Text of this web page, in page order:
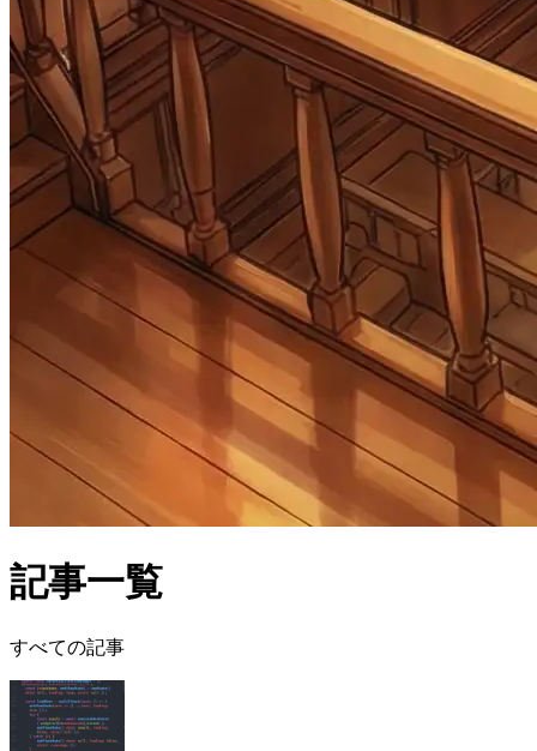
記事一覧
すべての記事